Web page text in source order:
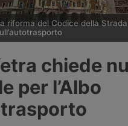
riforma del Codice della
di luglio 2026 le linee della
della Strada: patente C1 a
senza Cqc per un anno,
delle sanzioni in 21
dei documenti e
per gli ausiliari di Polizia
chiede
per l’Albo